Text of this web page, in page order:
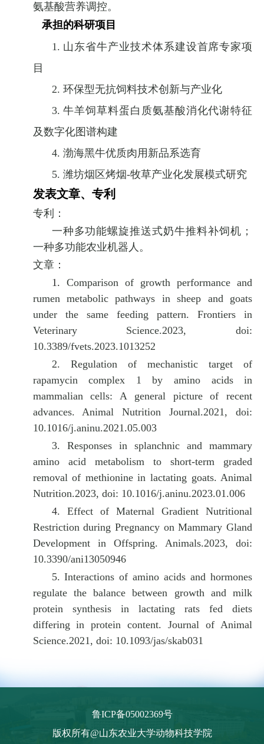
氨基酸营养调控。
承担的科研项目
1. 山东省牛产业技术体系建设首席专家项
目
2. 环保型无抗饲料技术创新与产业化
3.牛羊饲草料蛋白质氨基酸消化代谢特征
及数字化图谱构建
4. 渤海黑牛优质肉用新品系选育
5. 潍坊烟区烤烟-牧草产业化发展模式研究
发表文章、专利
专利：
一种多功能螺旋推送式奶牛推料补饲机；
一种多功能农业机器人。
文章：
1. Comparison of growth performance and
rumen metabolic pathways in sheep and goats
under the same feeding pattern. Frontiers in
Veterinary Science.2023,
doi:
10.3389/fvets.2023.1013252
2. Regulation of mechanistic target of
rapamycin complex 1 by amino acids in
mammalian cells: A general picture of recent
advances. Animal Nutrition Journal.2021,
doi:
10.1016/j.aninu.2021.05.003
3. Responses in splanchnic and mammary
amino acid metabolism to short-term graded
removal of methionine in lactating goats. Animal
Nutrition.2023, doi: 10.1016/j.aninu.2023.01.006
4. Effect of Maternal Gradient Nutritional
Restriction during Pregnancy on Mammary Gland
Development in Offspring. Animals.2023,
doi:
10.3390/ani13050946
5. Interactions of amino acids and hormones
regulate the balance between growth and milk
protein synthesis in lactating rats fed diets
differing in protein content. Journal of Animal
Science.2021, doi: 10.1093/jas/skab031
鲁ICP备05002369号
版权所有@山东农业大学动物科技学院